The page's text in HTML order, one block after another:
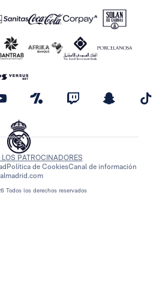
Todos los derechos reservados
PATROCINADORES
Política de CookiesCanal de información